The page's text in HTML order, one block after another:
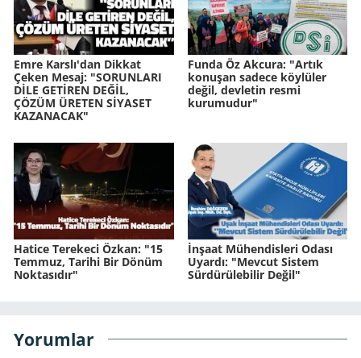
Emre Karslı'dan Dikkat
Çeken Mesaj: "SORUNLARI
DİLE GETİREN DEĞİL,
ÇÖZÜM ÜRETEN SİYASET
KAZANACAK"
Funda Öz Akcura: "Artık
konuşan sadece köylüler
değil, devletin resmi
kurumudur"
Hatice Terekeci Özkan: "15
Temmuz, Tarihi Bir Dönüm
Noktasıdır"
İnşaat Mühendisleri Odası
Uyardı: "Mevcut Sistem
Sürdürülebilir Değil"
Yorumlar